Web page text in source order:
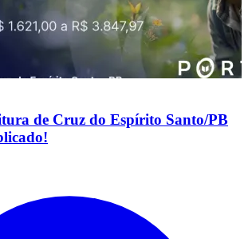
de Cruz do Espírito Santo/PB